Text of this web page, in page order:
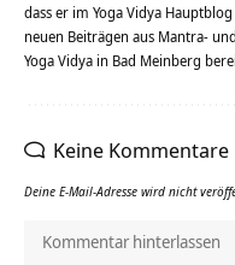
dass er im Yoga Vidya
neuen Beiträgen aus Mantra-
Yoga Vidya in Bad Meinberg
Keine Kommentare
Deine E-Mail-Adresse wird nicht